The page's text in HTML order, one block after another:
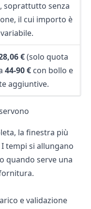
soprattutto senza
il cui importo è
variabile.
€(solo quota
44-90 € con bollo e
aggiuntive.
la finestra più
I tempi si allungano
quando serve una
e validazione